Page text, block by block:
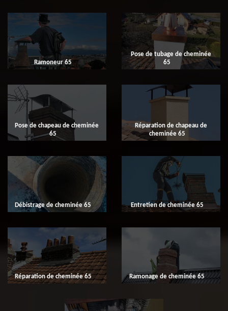
Ramoneur 65
Pose de tubage de cheminée
65
Pose de chapeau de cheminée
65
Réparation de chapeau de
cheminée 65
Débistrage de cheminée 65 Entretien de cheminée 65
Réparation de cheminée 65 Ramonage de cheminée 65